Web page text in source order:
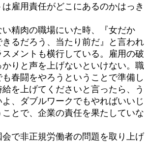
雇用責任がどこにあるのかはっき
精肉の職場にいた時、『女だか
きるだろう、当たり前だ』と言われ
メントも横行している。雇用の破
りと声を上げないといけない。職
春闘をやろうということで準備し
を上げてくださいと言ったら、う
、ダブルワークでもやればいいじ
とで、企業の責任を果たしていな
で非正規労働者の問題を取り上げ